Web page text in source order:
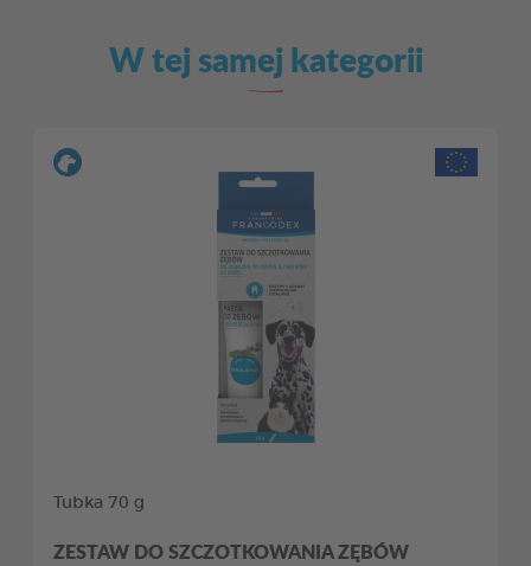
W tej samej kategorii
Tubka 70 g
ZESTAW DO SZCZOTKOWANIA ZĘBÓW